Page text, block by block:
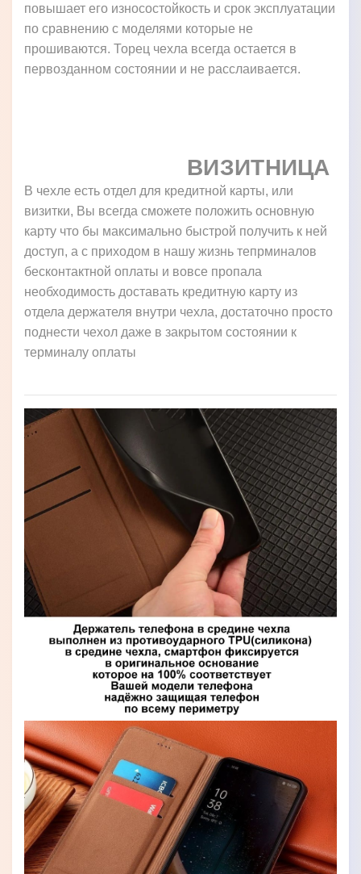
повышает его износостойкость и срок эксплуатации
по сравнению с моделями которые не
прошиваются. Торец чехла всегда остается в
первозданном состоянии и не расслаивается.
ВИЗИТНИЦА
В чехле есть отдел для кредитной карты, или
визитки, Вы всегда сможете положить основную
карту что бы максимально быстрой получить к ней
доступ, а с приходом в нашу жизнь тепрминалов
бесконтактной оплаты и вовсе пропала
необходимость доставать кредитную карту из
отдела держателя внутри чехла, достаточно просто
поднести чехол даже в закрытом состоянии к
терминалу оплаты